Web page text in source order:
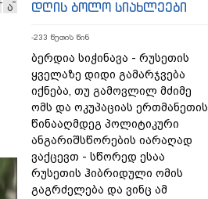
ა დღის ბოლო სიახლეები
-233 წუთის წინ
ბერდია სიჭინავა - რუსეთის
ყველაზე დიდი გამარჯვება
იქნება, თუ გამოვლილ მძიმე
ომს და ოკუპაციას ერთმანეთის
წინააღმდეგ პოლიტიკური
ანგარიშსწორების იარაღად
ვაქცევთ - სწორედ ესაა
რუსეთის ჰიბრიდული ომის
გაგრძელება და ვინც ამ